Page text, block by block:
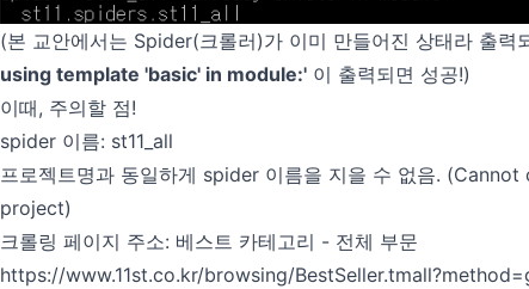
(본 교안에서는 Spider(크롤러)가 이미 만들어진 상태라 출력
using template 'basic' in module:' 이 출력되면 성공!)
이때, 주의할 점!
spider 이름: st11_all
프로젝트명과 동일하게 spider 이름을 지을 수 없음.
project)
크롤링 페이지 주소: 베스트 카테고리 - 전체 부문
https://www.11st.co.kr/browsing/